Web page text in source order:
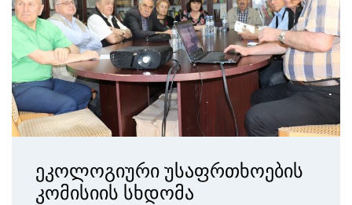
ეკოლოგიური უსაფრთხოების
კომისიის სხდომა